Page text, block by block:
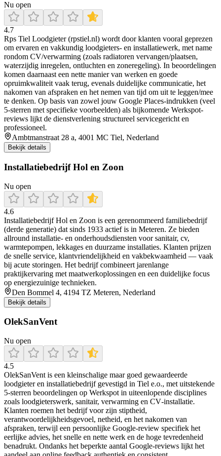
Nu open
4.7
Rps Tiel Loodgieter (rpstiel.nl) wordt door klanten vooral geprezen
om ervaren en vakkundig loodgieters- en installatiewerk, met name
rondom CV/verwarming (zoals radiatoren vervangen/plaatsen,
waterzijdig inregelen, ontluchten en zoneregeling). In beoordelingen
komen daarnaast een nette manier van werken en goede
opruimkwaliteit vaak terug, evenals duidelijke communicatie, het
nakomen van afspraken en het nemen van tijd om uit te leggen/mee
te denken. Op basis van zowel jouw Google Places-indrukken (veel
5-sterren met specifieke voorbeelden) als bijkomende Werkspot-
reviews lijkt de dienstverlening structureel servicegericht en
professioneel.
Ambtmanstraat 28 a, 4001 MC Tiel, Nederland
Bekijk details
Installatiebedrijf Hol en Zoon
Nu open
4.6
Installatiebedrijf Hol en Zoon is een gerenommeerd familiebedrijf
(derde generatie) dat sinds 1933 actief is in Meteren. Ze bieden
allround installatie- en onderhoudsdiensten voor sanitair, cv,
warmtepompen, lekkages en duurzame installaties. Klanten prijzen
de snelle service, klantvriendelijkheid en vakbekwaamheid — vaak
bij acute storingen. Het bedrijf combineert jarenlange
praktijkervaring met maatwerkoplossingen en een duidelijke focus
op energiezuinige technieken.
Den Bommel 4, 4194 TZ Meteren, Nederland
Bekijk details
OlekSanVent
Nu open
4.5
OlekSanVent is een kleinschalige maar goed gewaardeerde
loodgieter en installatiebedrijf gevestigd in Tiel e.o., met uitstekende
5‑sterren beoordelingen op Werkspot in uiteenlopende disciplines
zoals loodgieterswerk, sanitair, verwarming en CV‑installatie.
Klanten roemen het bedrijf voor zijn stiptheid,
verantwoordelijkheidsgevoel, netheid, en het nakomen van
afspraken, terwijl een persoonlijke Google‑review specifiek het
eerlijke advies, het snelle en nette werk en de hoge tevredenheid
benadrukt. Ondanks het beperkte aantal Google‑reviews lijkt het